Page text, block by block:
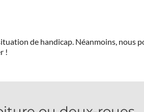
de handicap. Néanmoins, nous
!